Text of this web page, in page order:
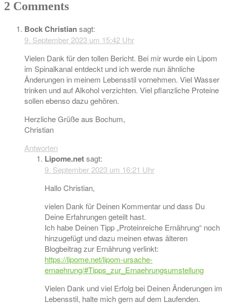
2 Comments
Bock Christiansagt:
9. September 2023 um 15:42 Uhr
Vielen Dank für den tollen Bericht. Bei mir wurde ein Lipom
im Spinalkanal entdeckt und ich werde nun ähnliche
Änderungen in meinem Lebensstil vornehmen. Viel Wasser
trinken und auf Alkohol verzichten. Viel pflanzliche Proteine
sollen ebenso dazu gehören.
Herzliche Grüße aus Bochum,
Christian
Antworten
Lipome.netsagt:
9. September 2023 um 16:21 Uhr
Hallo Christian,
vielen Dank für Deinen Kommentar und dass Du
Deine Erfahrungen geteilt hast.
Ich habe Deinen Tipp „Proteinreiche Ernährung“ noch
hinzugefügt und dazu meinen etwas älteren
Blogbeitrag zur Ernährung verlinkt:
https://lipome.net/lipom-ursache-
ernaehrung/#Tipps_zur_Ernaehrungsumstellung
Vielen Dank und viel Erfolg bei Deinen Änderungen im
Lebensstil, halte mich gern auf dem Laufenden.